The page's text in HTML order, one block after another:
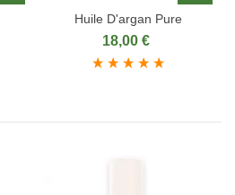
Huile D'argan Pure
18,00 €